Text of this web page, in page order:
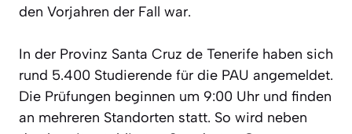
den Vorjahren der Fall war.
In der Provinz Santa Cruz de Tenerife haben sich
rund 5.400 Studierende für die PAU angemeldet.
Die Prüfungen beginnen um 9:00 Uhr und finden
an mehreren Standorten statt. So wird neben